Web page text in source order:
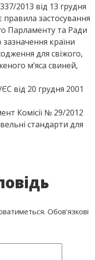
2013 від 13 грудня
застосування
Парламенту та Ради
країни
для свіжого,
м’яса свиней,
від 20 грудня 2001
Комісії № 29/2012
стандарти для
Обов’язкові